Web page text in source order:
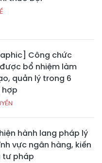
Công chức
bổ nhiệm làm
quản lý trong 6
hành lang pháp lý
vực ngân hàng, kiến
tư pháp